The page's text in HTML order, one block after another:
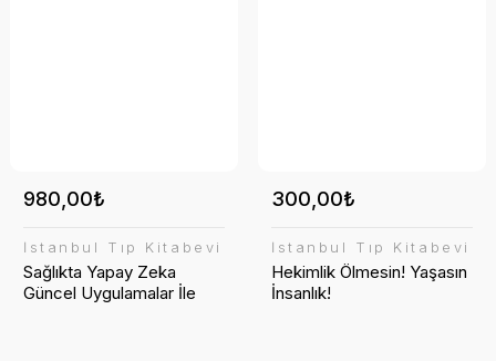
980,00₺
İstanbul Tıp Kitabevi
Sağlıkta Yapay Zeka
Güncel Uygulamalar İle
300,00₺
İstanbul Tıp Kitabevi
Hekimlik Ölmesin! Yaşasın
İnsanlık!